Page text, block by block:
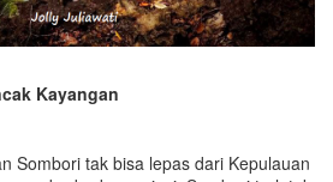
Kayangan
Sombori tak bisa lepas dari Kepulauan